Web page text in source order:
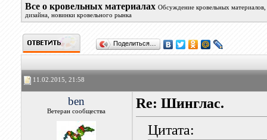
Все о кровельных материалах Обсуждение кровельных
дизайна, новинки кровельного рынка
Поделиться…
11.02.2015, 21:58
ben
Ветеран сообщества
Re: Шинглас.
Цитата: